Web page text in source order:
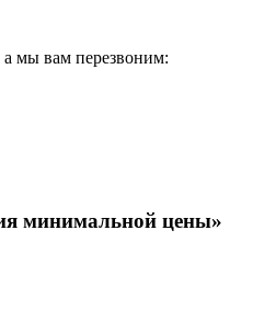
а мы вам перезвоним:
минимальной цены»